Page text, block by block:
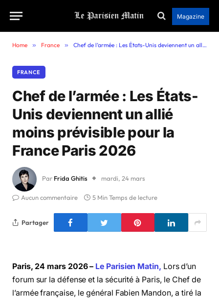
Magazine
Home » France » Chef de l’armée : Les États-Unis deviennent un allié moins prévisible pour la France Paris 2026
FRANCE
Chef de l’armée : Les États-
Unis deviennent un allié
moins prévisible pour la
France Paris 2026
Par Frida Ghitis mardi, 24 mars
Aucun commentaire 5 Min Temps de lecture
Partager
Paris, 24 mars 2026 – Le Parisien Matin, Lors d’un
forum sur la défense et la sécurité à Paris, le Chef de
l’armée française, le général Fabien Mandon, a tiré la